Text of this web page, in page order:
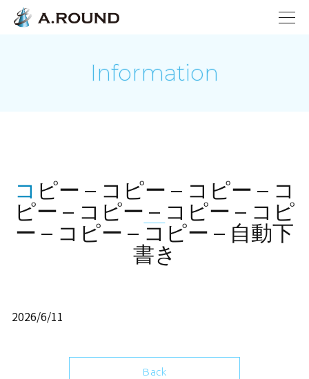
Information
コピー – コピー – コピー – コ
ピー – コピー – コピー – コピ
ー – コピー – コピー – 自動下
書き
2026/6/11
Back